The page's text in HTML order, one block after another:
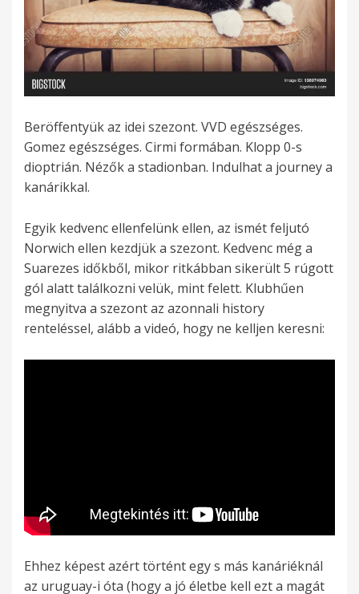
Beröffentyük az idei szezont. VVD egészséges.
Gomez egészséges. Cirmi formában. Klopp 0-s
dioptrián. Nézők a stadionban. Indulhat a journey a
kanárikkal.
Egyik kedvenc ellenfelünk ellen, az ismét feljutó
Norwich ellen kezdjük a szezont. Kedvenc még a
Suarezes időkből, mikor ritkábban sikerült 5 rúgott
gól alatt találkozni velük, mint felett. Klubhűen
megnyitva a szezont az azonnali history
renteléssel, alább a videó, hogy ne kelljen keresni:
Ehhez képest azért történt egy s más kanáriéknál
az uruguay-i óta (hogy a jó életbe kell ezt a magát